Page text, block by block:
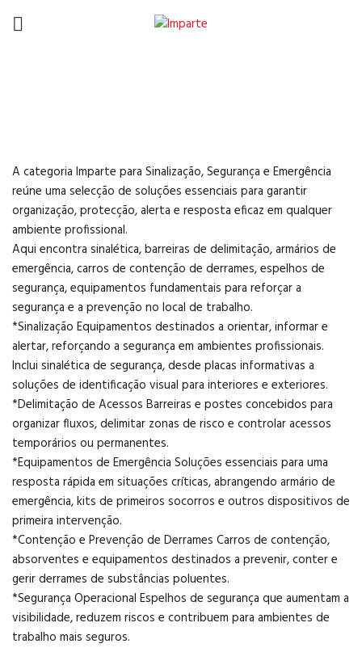
A categoria Imparte para Sinalização, Segurança e Emergência
reúne uma selecção de soluções essenciais para garantir
organização, protecção, alerta e resposta eficaz em qualquer
ambiente profissional.
Aqui encontra sinalética, barreiras de delimitação, armários de
emergência, carros de contenção de derrames, espelhos de
segurança, equipamentos fundamentais para reforçar a
segurança e a prevenção no local de trabalho.
*Sinalização Equipamentos destinados a orientar, informar e
alertar, reforçando a segurança em ambientes profissionais.
Inclui sinalética de segurança, desde placas informativas a
soluções de identificação visual para interiores e exteriores.
*Delimitação de Acessos Barreiras e postes concebidos para
organizar fluxos, delimitar zonas de risco e controlar acessos
temporários ou permanentes.
*Equipamentos de Emergência Soluções essenciais para uma
resposta rápida em situações críticas, abrangendo armário de
emergência, kits de primeiros socorros e outros dispositivos de
primeira intervenção.
*Contenção e Prevenção de Derrames Carros de contenção,
absorventes e equipamentos destinados a prevenir, conter e
gerir derrames de substâncias poluentes.
*Segurança Operacional Espelhos de segurança que aumentam a
visibilidade, reduzem riscos e contribuem para ambientes de
trabalho mais seguros.